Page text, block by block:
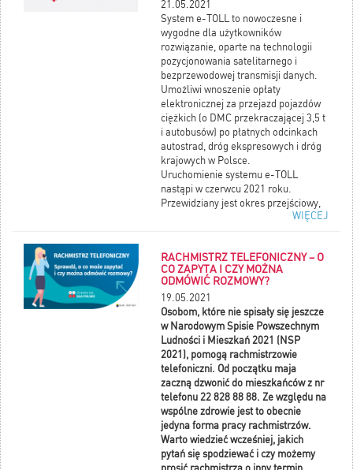
21.05.2021
System e-TOLL to nowoczesne i
wygodne dla użytkowników
rozwiązanie, oparte na technologii
pozycjonowania satelitarnego i
bezprzewodowej transmisji danych.
Umożliwi wnoszenie opłaty
elektronicznej za przejazd pojazdów
ciężkich (o DMC przekraczającej 3,5 t
i autobusów) po płatnych odcinkach
autostrad, dróg ekspresowych i dróg
krajowych w Polsce.
Uruchomienie systemu e-TOLL
nastąpi w czerwcu 2021 roku.
Przewidziany jest okres przejściowy,
w którym funkcjonować będą oba
POBIERZ ULOTKĘ PL
DOWNLOAD LEAFLET ENG
WIĘCEJ
RACHMISTRZ TELEFONICZNY – O
CO ZAPYTA I CZY MOŻNA
ODMÓWIĆ ROZMOWY?
19.05.2021
Osobom, które nie spisały się jeszcze
w Narodowym Spisie Powszechnym
Ludności i Mieszkań 2021 (NSP
2021), pomogą rachmistrzowie
telefoniczni. Od początku maja
zaczną dzwonić do mieszkańców z nr
telefonu 22 828 88 88. Ze względu na
wspólne zdrowie jest to obecnie
jedyna forma pracy rachmistrzów.
Warto wiedzieć wcześniej, jakich
pytań się spodziewać i czy możemy